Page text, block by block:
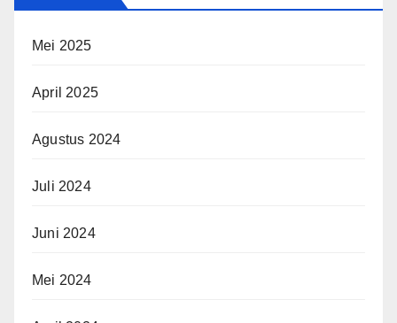
Mei 2025
April 2025
Agustus 2024
Juli 2024
Juni 2024
Mei 2024